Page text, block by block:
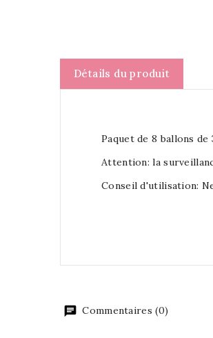
Détails du produit
Paquet de 8 ballons
Attention: la
Conseil d'utilisation:
Commentaires (0)